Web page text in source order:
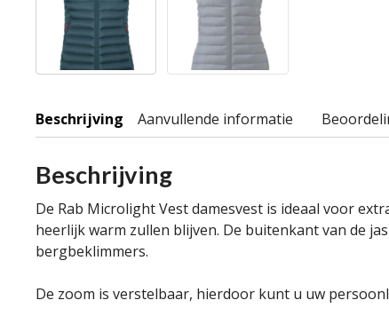
Beschrijving Aanvullende informatie
Beschrijving
De Rab Microlight Vest damesvest is ideaal voor
heerlijk warm zullen blijven. De buitenkant van de
bergbeklimmers.
De zoom is verstelbaar, hierdoor kunt u uw